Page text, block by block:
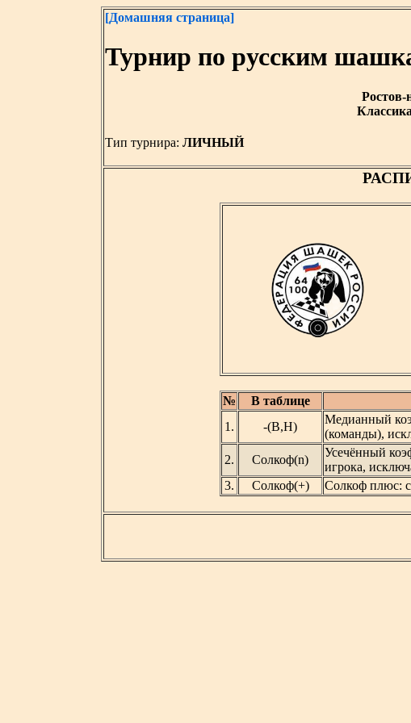
[Домашняя страница]
Турнир по русским
Ростов-
Тип турнира: ЛИЧНЫЙ
№ В таблице
1.
-(В,Н)
Медианный
(команды),
2.
Солкоф(n)
Усечённый
игрока,
3.
Солкоф(+) Солкоф плюс: